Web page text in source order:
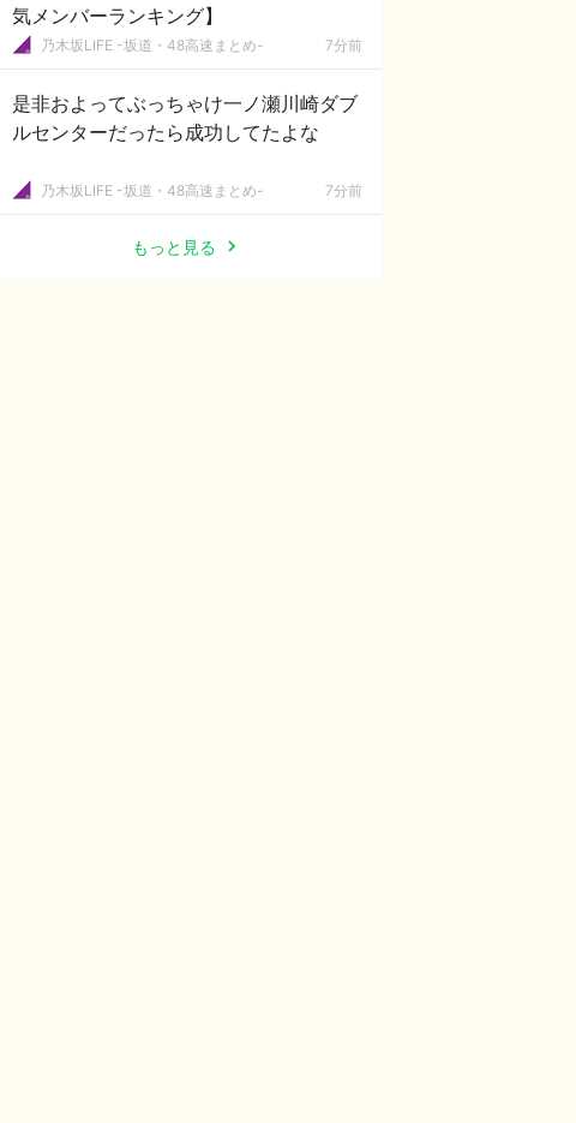
気メンバーランキング】
乃木坂LIFE -坂道・48高速まとめ- 7分前
是非およってぶっちゃけ一ノ瀬川崎ダブ
ルセンターだったら成功してたよな
乃木坂LIFE -坂道・48高速まとめ- 7分前
もっと見る